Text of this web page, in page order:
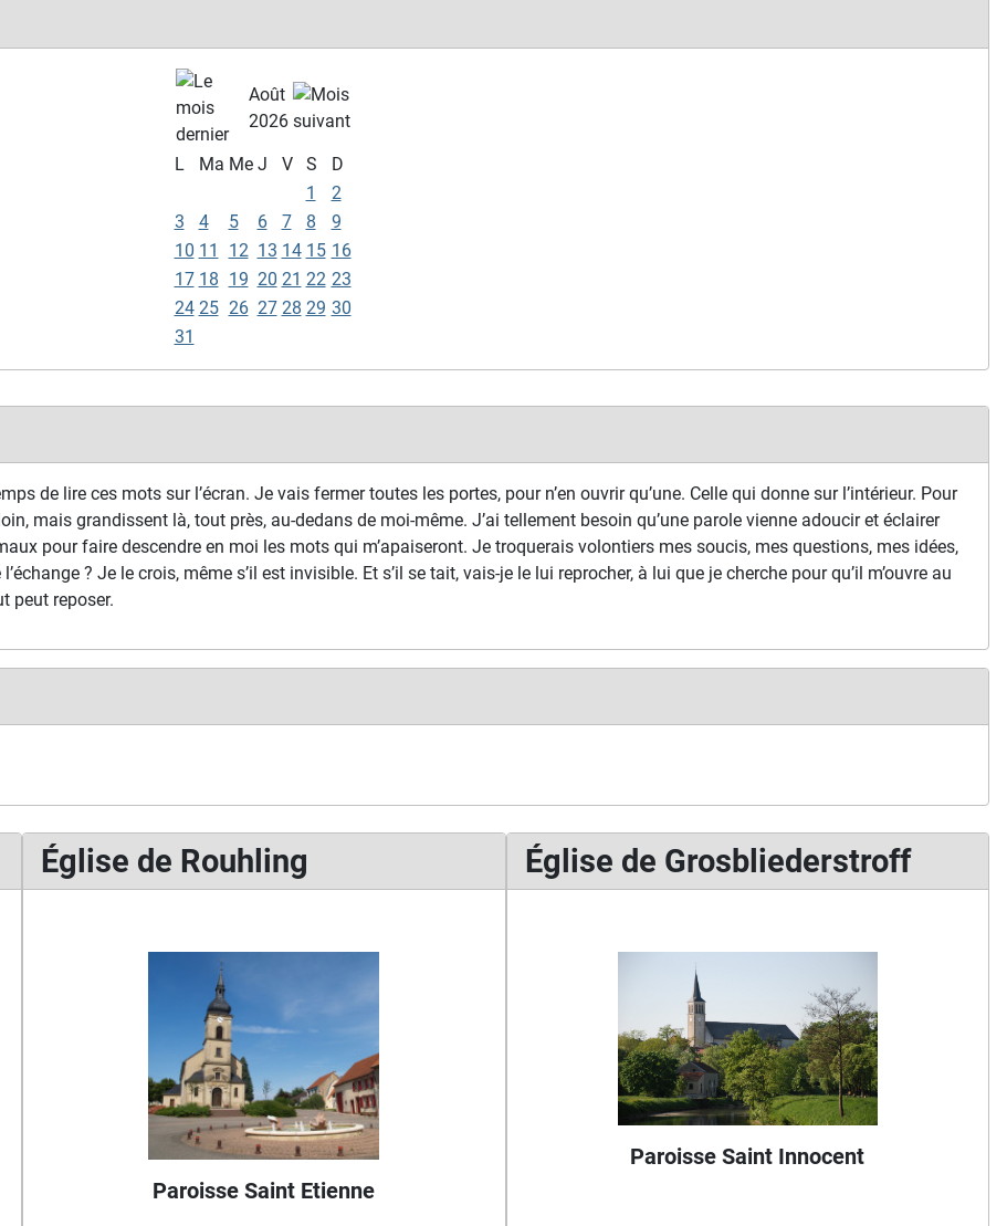
de lire ces mots sur l’écran. Je vais fermer toutes les portes, pour n’en ouvrir qu’une. Celle qui donne sur l’intérieur. Pour
mais grandissent là, tout près, au-dedans de moi-même. J’ai tellement besoin qu’une parole vienne adoucir et éclairer
pour faire descendre en moi les mots qui m’apaiseront. Je troquerais volontiers mes soucis, mes questions, mes idées,
? Je le crois, même s’il est invisible. Et s’il se tait, vais-je le lui reprocher, à lui que je cherche pour qu’il m’ouvre au
peut reposer.
Août
2026
L Ma Me J V S
D
1
2
3
4 5 6 7 8
9
10 11 12 13 14 15 16
17 18 19 20 21 22 23
24 25 26 27 28 29 30
31
Église de Rouhling
Paroisse Saint Etienne
Église de Grosbliederstroff
Paroisse Saint Innocent